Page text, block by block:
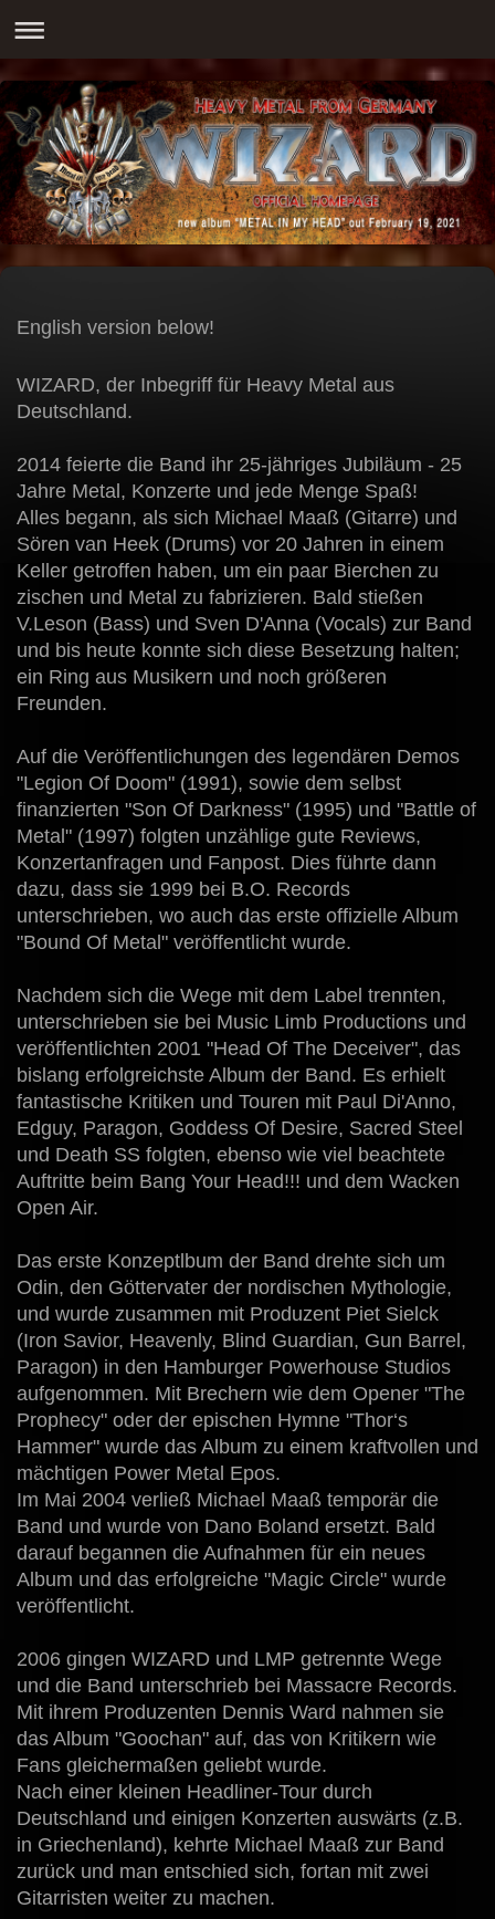
English version below!
WIZARD, der Inbegriff für Heavy Metal aus
Deutschland.
2014 feierte die Band ihr 25-jähriges Jubiläum - 25
Jahre Metal, Konzerte und jede Menge Spaß!
Alles begann, als sich Michael Maaß (Gitarre) und
Sören van Heek (Drums) vor 20 Jahren in einem
Keller getroffen haben, um ein paar Bierchen zu
zischen und Metal zu fabrizieren. Bald stießen
V.Leson (Bass) und Sven D'Anna (Vocals) zur Band
und bis heute konnte sich diese Besetzung halten;
ein Ring aus Musikern und noch größeren
Freunden.
Auf die Veröffentlichungen des legendären Demos
"Legion Of Doom" (1991), sowie dem selbst
finanzierten "Son Of Darkness" (1995) und "Battle of
Metal" (1997) folgten unzählige gute Reviews,
Konzertanfragen und Fanpost. Dies führte dann
dazu, dass sie 1999 bei B.O. Records
unterschrieben, wo auch das erste offizielle Album
"Bound Of Metal" veröffentlicht wurde.
Nachdem sich die Wege mit dem Label trennten,
unterschrieben sie bei Music Limb Productions und
veröffentlichten 2001 "Head Of The Deceiver", das
bislang erfolgreichste Album der Band. Es erhielt
fantastische Kritiken und Touren mit Paul Di'Anno,
Edguy, Paragon, Goddess Of Desire, Sacred Steel
und Death SS folgten, ebenso wie viel beachtete
Auftritte beim Bang Your Head!!! und dem Wacken
Open Air.
Das erste Konzeptlbum der Band drehte sich um
Odin, den Göttervater der nordischen Mythologie,
und wurde zusammen mit Produzent Piet Sielck
(Iron Savior, Heavenly, Blind Guardian, Gun Barrel,
Paragon) in den Hamburger Powerhouse Studios
aufgenommen. Mit Brechern wie dem Opener "The
Prophecy" oder der epischen Hymne "Thor‘s
Hammer" wurde das Album zu einem kraftvollen und
mächtigen Power Metal Epos.
Im Mai 2004 verließ Michael Maaß temporär die
Band und wurde von Dano Boland ersetzt. Bald
darauf begannen die Aufnahmen für ein neues
Album und das erfolgreiche "Magic Circle" wurde
veröffentlicht.
2006 gingen WIZARD und LMP getrennte Wege
und die Band unterschrieb bei Massacre Records.
Mit ihrem Produzenten Dennis Ward nahmen sie
das Album "Goochan" auf, das von Kritikern wie
Fans gleichermaßen geliebt wurde.
Nach einer kleinen Headliner-Tour durch
Deutschland und einigen Konzerten auswärts (z.B.
in Griechenland), kehrte Michael Maaß zur Band
zurück und man entschied sich, fortan mit zwei
Gitarristen weiter zu machen.